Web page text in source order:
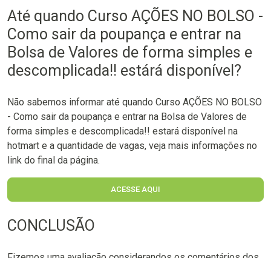
Até quando Curso AÇÕES NO BOLSO -
Como sair da poupança e entrar na
Bolsa de Valores de forma simples e
descomplicada!! estárá disponível?
Não sabemos informar até quando Curso AÇÕES NO BOLSO
- Como sair da poupança e entrar na Bolsa de Valores de
forma simples e descomplicada!! estará disponível na
hotmart e a quantidade de vagas, veja mais informações no
link do final da página.
ACESSE AQUI
CONCLUSÃO